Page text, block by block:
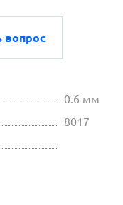
вопрос
0.6 мм
8017